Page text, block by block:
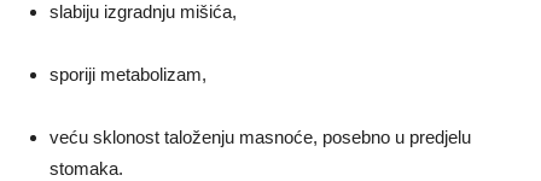
slabiju izgradnju mišića,
sporiji metabolizam,
veću sklonost taloženju masnoće, posebno u predjelu
stomaka.